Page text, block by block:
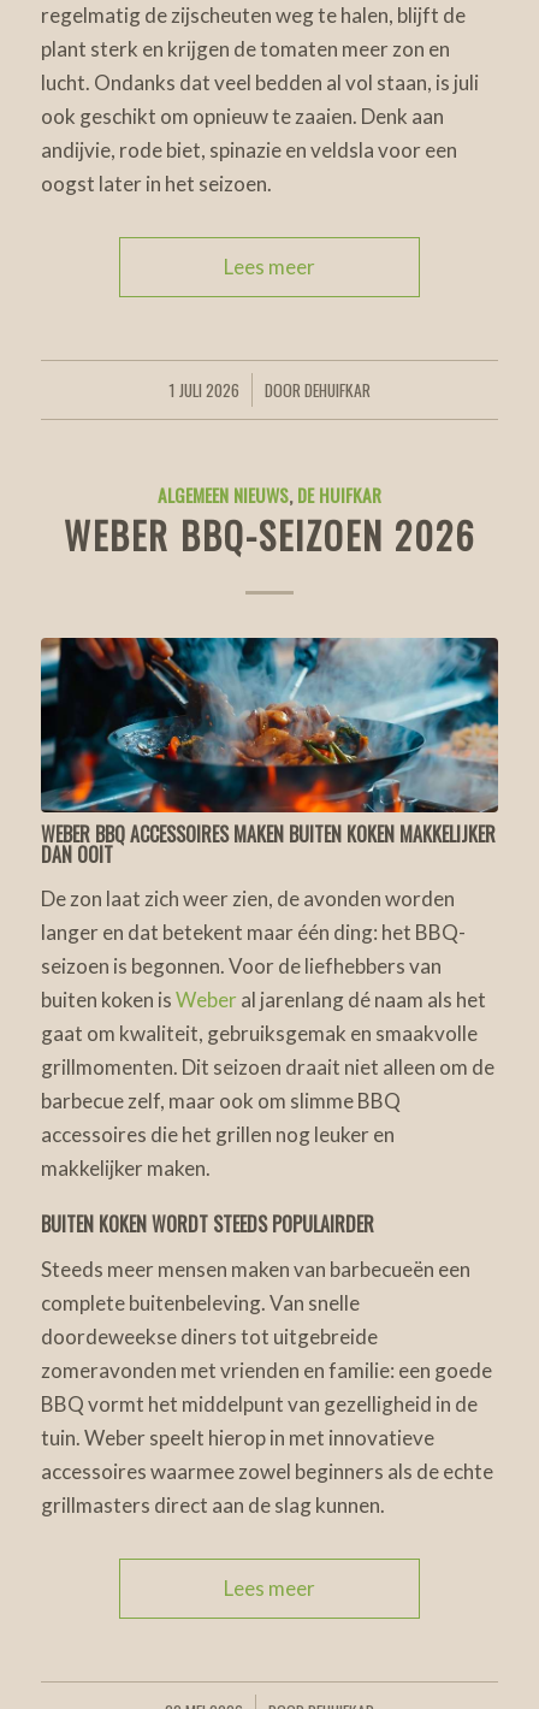
regelmatig de zijscheuten weg te halen, blijft de
plant sterk en krijgen de tomaten meer zon en
lucht. Ondanks dat veel bedden al vol staan, is juli
ook geschikt om opnieuw te zaaien. Denk aan
andijvie, rode biet, spinazie en veldsla voor een
oogst later in het seizoen.
Lees meer
1 JULI 2026
/ DOOR DEHUIFKAR
ALGEMEEN NIEUWS,DE HUIFKAR
WEBER BBQ-SEIZOEN 2026
WEBER BBQ ACCESSOIRES MAKEN BUITEN KOKEN MAKKELIJKER
DAN OOIT
De zon laat zich weer zien, de avonden worden
langer en dat betekent maar één ding: het BBQ-
seizoen is begonnen. Voor de liefhebbers van
buiten koken isWeberal jarenlang dé naam als het
gaat om kwaliteit, gebruiksgemak en smaakvolle
grillmomenten. Dit seizoen draait niet alleen om de
barbecue zelf, maar ook om slimme BBQ
accessoires die het grillen nog leuker en
makkelijker maken.
BUITEN KOKEN WORDT STEEDS POPULAIRDER
Steeds meer mensen maken van barbecueën een
complete buitenbeleving. Van snelle
doordeweekse diners tot uitgebreide
zomeravonden met vrienden en familie: een goede
BBQ vormt het middelpunt van gezelligheid in de
tuin. Weber speelt hierop in met innovatieve
accessoires waarmee zowel beginners als de echte
grillmasters direct aan de slag kunnen.
Lees meer